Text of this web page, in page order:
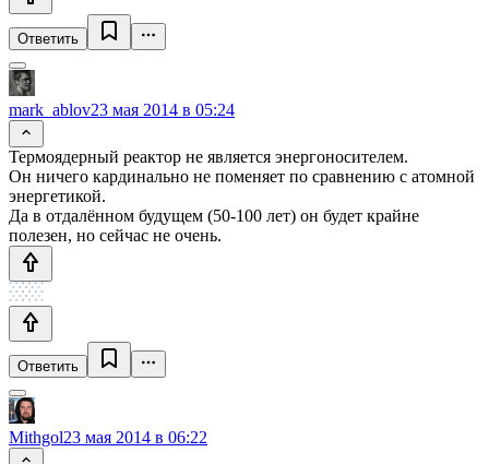
Ответить
mark_ablov23 мая 2014 в 05:24
Термоядерный реактор не является энергоносителем.
Он ничего кардинально не поменяет по сравнению с атомной
энергетикой.
Да в отдалённом будущем (50-100 лет) он будет крайне
полезен, но сейчас не очень.
Ответить
Mithgol23 мая 2014 в 06:22